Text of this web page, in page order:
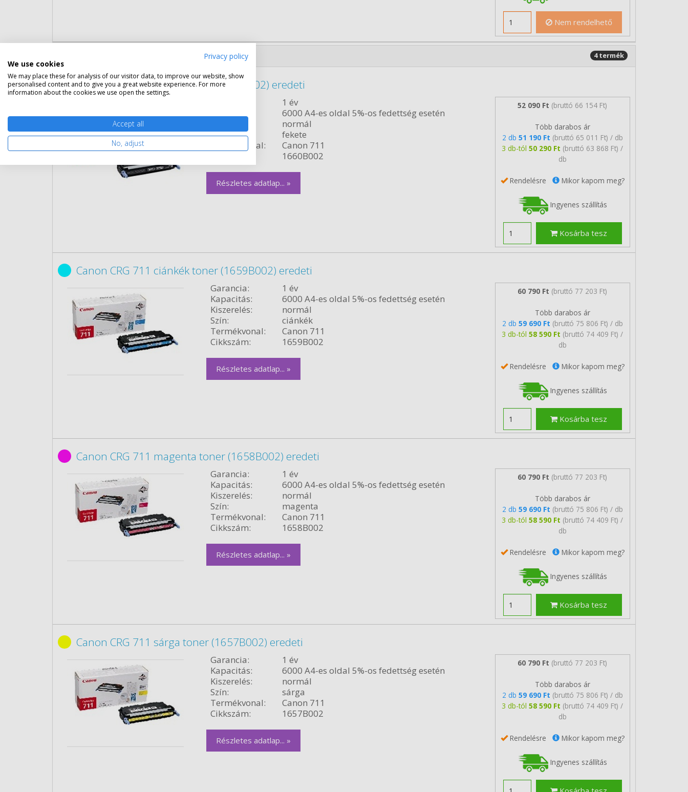
Nem rendelhető
4 termék
Canon CRG 711 fekete toner (1660B002) eredeti
1 év
6000 A4-es oldal 5%-os fedettség esetén
normál
Szín:
fekete
Termékvonal:
Canon 711
1660B002
Részletes adatlap... »
52 090 Ft (bruttó 66 154 Ft)
Több darabos ár
2 db 51 190 Ft (bruttó 65 011 Ft) / db
3 db-tól50 290 Ft (bruttó 63 868 Ft) /
db
Rendelésre Mikor kapom meg?
Ingyenes szállítás
Kosárba tesz
Canon CRG 711 ciánkék toner (1659B002) eredeti
Garancia:
1 év
Kapacitás:
6000 A4-es oldal 5%-os fedettség esetén
Kiszerelés:
normál
Szín:
ciánkék
Termékvonal:
Canon 711
Cikkszám:
1659B002
Részletes adatlap... »
60 790 Ft (bruttó 77 203 Ft)
Több darabos ár
2 db 59 690 Ft (bruttó 75 806 Ft) / db
3 db-tól58 590 Ft (bruttó 74 409 Ft) /
db
Rendelésre Mikor kapom meg?
Ingyenes szállítás
Kosárba tesz
Canon CRG 711 magenta toner (1658B002) eredeti
Garancia:
1 év
Kapacitás:
6000 A4-es oldal 5%-os fedettség esetén
Kiszerelés:
normál
Szín:
magenta
Termékvonal:
Canon 711
Cikkszám:
1658B002
Részletes adatlap... »
60 790 Ft (bruttó 77 203 Ft)
Több darabos ár
2 db 59 690 Ft (bruttó 75 806 Ft) / db
3 db-tól58 590 Ft (bruttó 74 409 Ft) /
db
Rendelésre Mikor kapom meg?
Ingyenes szállítás
Kosárba tesz
Canon CRG 711 sárga toner (1657B002) eredeti
Garancia:
1 év
Kapacitás:
6000 A4-es oldal 5%-os fedettség esetén
Kiszerelés:
normál
Szín:
sárga
Termékvonal:
Canon 711
Cikkszám:
1657B002
Részletes adatlap... »
60 790 Ft (bruttó 77 203 Ft)
Több darabos ár
2 db 59 690 Ft (bruttó 75 806 Ft) / db
3 db-tól58 590 Ft (bruttó 74 409 Ft) /
db
Rendelésre Mikor kapom meg?
Ingyenes szállítás
Privacy policy
We use cookies
We may place these for analysis of our visitor data, to improve our website, show
personalised content and to give you a great website experience. For more
information about the cookies we use open the settings.
Accept all
No, adjust